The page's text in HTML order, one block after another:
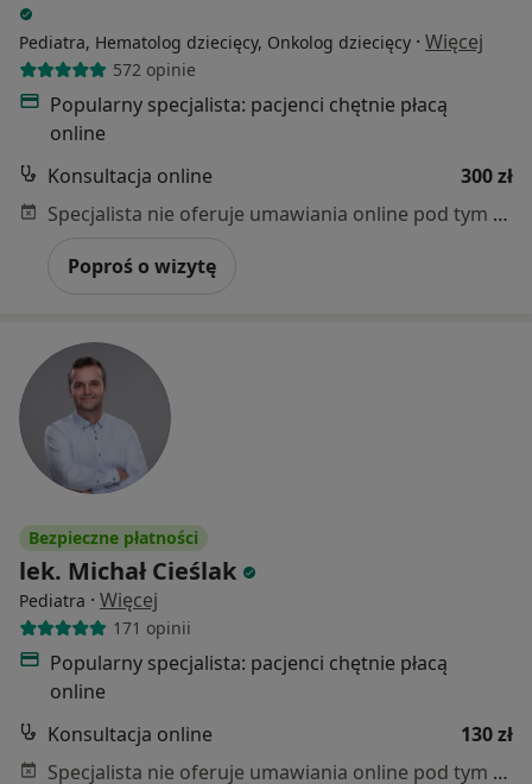
Pediatra, Hematolog dziecięcy, Onkolog dziecięcy · Więcej
572 opinie
Popularny specjalista: pacjenci chętnie płacą
online
Konsultacja online
300 zł
Specjalista nie oferuje umawiania online pod tym adresem.
Poproś o wizytę
Bezpieczne płatności
lek. Michał Cieślak
Pediatra · Więcej
171 opinii
Popularny specjalista: pacjenci chętnie płacą
online
Konsultacja online
130 zł
Specjalista nie oferuje umawiania online pod tym adresem.